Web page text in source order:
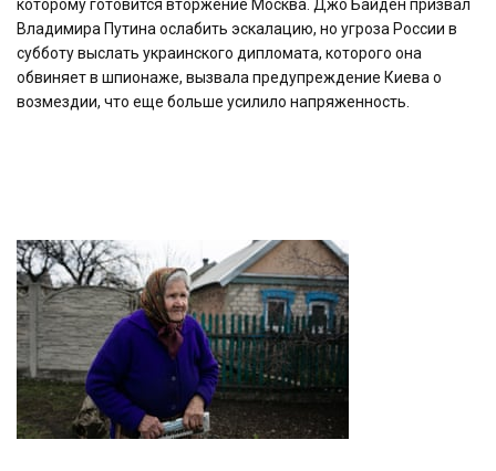
которому готовится вторжение Москва. Джо Байден призвал
Владимира Путина ослабить эскалацию, но угроза России в
субботу выслать украинского дипломата, которого она
обвиняет в шпионаже, вызвала предупреждение Киева о
возмездии, что еще больше усилило напряженность.